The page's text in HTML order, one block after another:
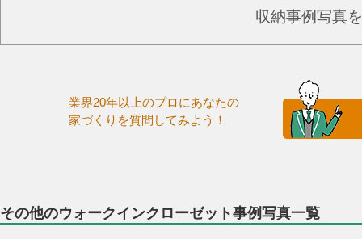
収納事例写真
業界20年以上のプロにあなたの
家づくりを質問してみよう！
その他のウォークインクローゼット事例写真一覧